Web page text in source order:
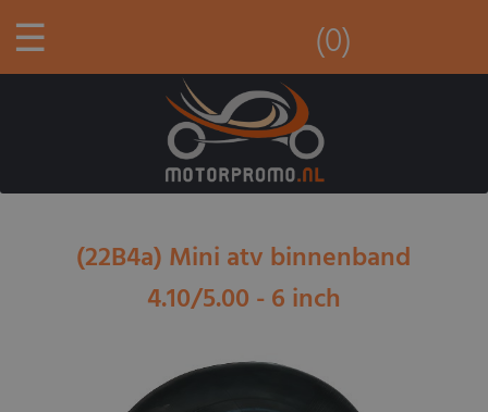
☰ (0)
(22B4a) Mini atv binnenband
4.10/5.00 - 6 inch